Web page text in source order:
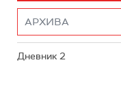
Дневник 2